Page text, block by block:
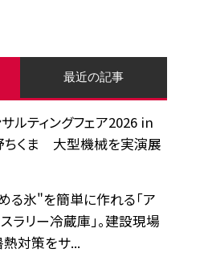
最近の記事
ルティングフェア2026 in
ちくま 大型機械を実演展
る氷"を簡単に作れる「ア
ラリー冷蔵庫」。建設現場
熱対策をサ...